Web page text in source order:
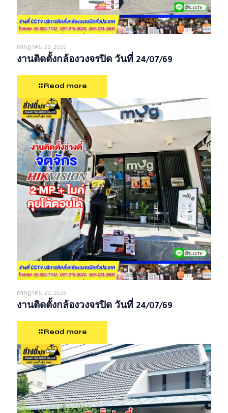
กรกฎาคม 29, 2026
งานติดตั้งกล้องวงจรปิด วันที่ 24/07/69
Read more
กรกฎาคม 29, 2026
งานติดตั้งกล้องวงจรปิด วันที่ 24/07/69
Read more